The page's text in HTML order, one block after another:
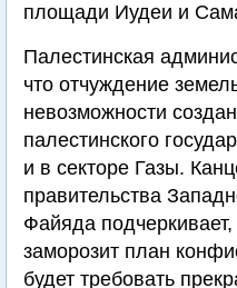
площади Иудеи и
Палестинская
что отчуждение
невозможности
палестинского
и в секторе Газы.
правительства
Файяда
заморозит план
будет требовать